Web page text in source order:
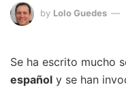
by Lolo Guedes
Se ha escrito mucho
español y se han